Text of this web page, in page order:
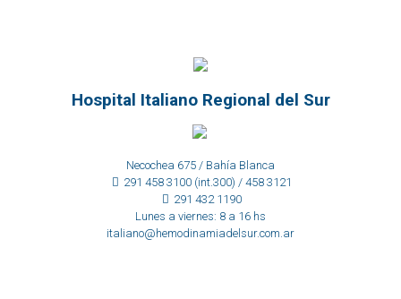
Hospital Italiano Regional del Sur
Necochea 675 / Bahía Blanca
291 458 3100 (int.300) / 458 3121
291 432 1190
Lunes a viernes: 8 a 16 hs
italiano@hemodinamiadelsur.com.ar